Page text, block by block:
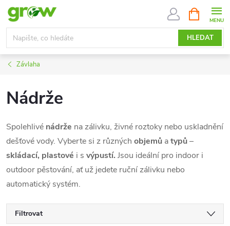
Přejít
obsah
HLEDAT
NÁKUPNÍ
KOŠÍK
Závlaha
Nádrže
Spolehlivé nádrže na zálivku, živné roztoky nebo uskladnění
dešťové vody. Vyberte si z různých objemů atypů–
skládací, plastové i s výpustí. Jsou ideální pro indoor i
outdoor pěstování, ať už jedete ruční zálivku nebo
automatický systém.
Filtrovat